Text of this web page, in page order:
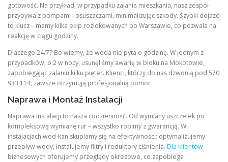
gotowość. Na przykład, w przypadku zalania mieszkania, nasz zespół
przybywa z pompami i osuszaczami, minimalizując szkody. Szybki dojazd
to klucz – mamy kilka ekip rozlokowanych po Warszawie, co pozwala na
reakcję w ciągu godziny.
Dlaczego 24/7? Bo wiemy, że woda nie pyta o godzinę. W jednym z
przypadków, o 2 w nocy, usunęliśmy awarię w bloku na Mokotowie,
zapobiegając zalaniu kilku pięter. Klienci, którzy do nas dzwonią pod 570
933 114, zawsze otrzymują profesjonalną pomoc.
Naprawa i Montaż Instalacji
Naprawa instalacji to nasza codzienność. Od wymiany uszczelek po
kompleksową wymianę rur – wszystko robimy z gwarancją. W
instalacjach wod-kan skupiamy się na efektywności: optymalizujemy
przepływ wody, instalujemy filtry i reduktory ciśnienia. Dla klientów
biznesowych oferujemy przeglądy okresowe, co zapobiega